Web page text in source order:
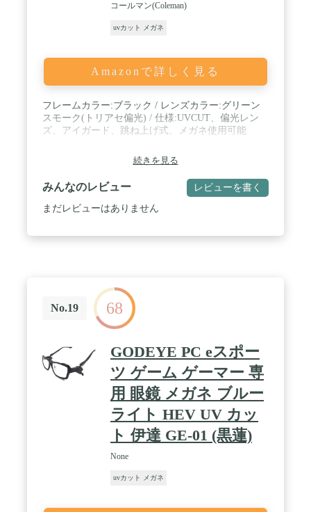
快適にお掛けいただけます。 / 大量生産品と違い、
として長年培った技術で、お客様にご満足いただけ
メガネケース、メガネ拭きが付属しております。 /
【レンズ幅】47mm【鼻幅】20㎜【テンプル】
135mm【上下幅】43mm【フレーム幅】138mm
コールマン(Coleman)
uvカット メガネ
Amazonで詳しく見る
フレームカラー:ブラック / レンズカラー:グリーン
スモーク(トリアセ偏光) / 仕様:UVCUT、偏光レン
ズ、アイガード、跳ね上げ式、メガネ使用可能
続きを見る
みんなのレビュー レビューを書く
まだレビューはありません
No.19 68
GODEYE PC eスポー
ツ ゲーム ゲーマー 専
用 眼鏡 メガネ ブルー
ライト HEV UV カッ
ト 伊達 GE-01 (黒蓮)
None
uvカット メガネ